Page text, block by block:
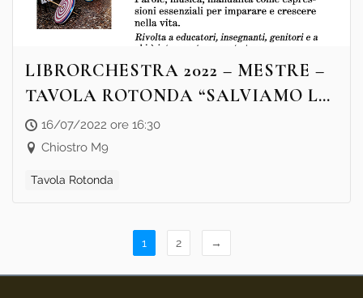
LIBRORCHESTRA 2022 – MESTRE –
TAVOLA ROTONDA “SALVIAMO LE
NOTE, SALVIAMO LE PAROLE”
16/07/2022 ore 16:30
Chiostro M9
Tavola Rotonda
1 2 →